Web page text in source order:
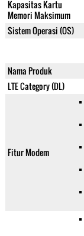
Kapasitas Kartu
Memori Maksimum
Sistem Operasi (OS)
Nama Produk
LTE Category (DL)
Fitur Modem